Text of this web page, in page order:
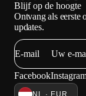
Blijf op de hoogte
Ontvang als eerste
updates.
E-mail
Facebook